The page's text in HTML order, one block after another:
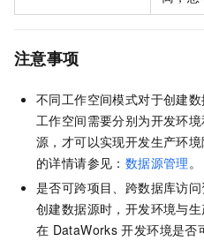
注意事项
不同工作空间模式对于创建
工作空间需要分别为开发环
源，才可以实现开发生产环
的详情请参见： 数据源管理。
是否可跨项目、跨数据库访
创建数据源时，开发环境与
在 DataWorks 开发环境是否